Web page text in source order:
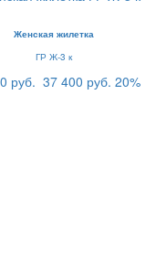
Женская жилетка
ГР Ж-3 к
руб. 37 400 руб. 20%